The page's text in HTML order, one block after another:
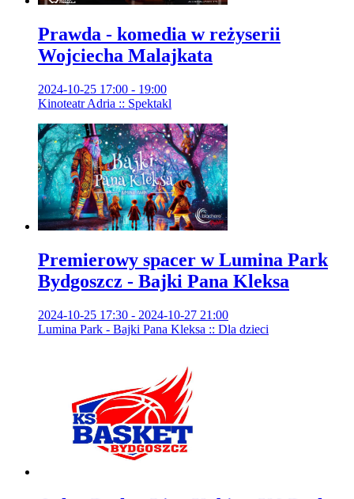
Prawda - komedia w reżyserii
Wojciecha Malajkata
2024-10-25 17:00 - 19:00
Kinoteatr Adria :: Spektakl
Premierowy spacer w Lumina Park
Bydgoszcz - Bajki Pana Kleksa
2024-10-25 17:30 - 2024-10-27 21:00
Lumina Park - Bajki Pana Kleksa :: Dla dzieci